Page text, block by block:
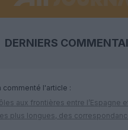
DERNIERS
commenté l'article :
aux frontières entre l’Espagne
plus longues, des